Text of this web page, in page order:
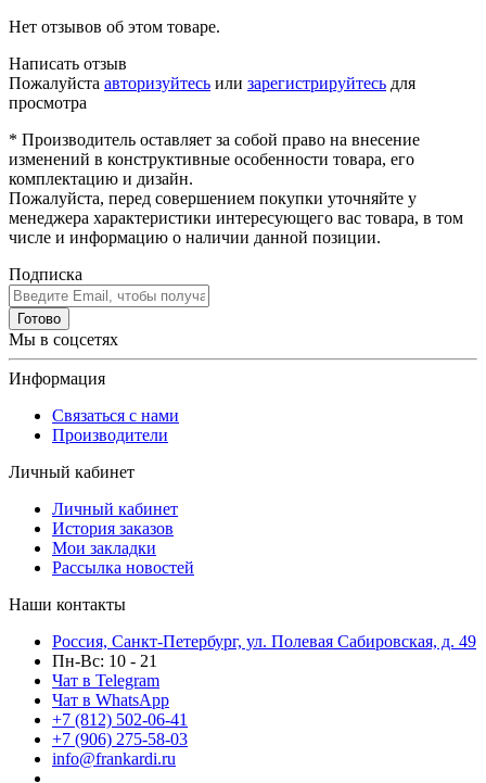
Нет отзывов об этом товаре.
Написать отзыв
Пожалуйста авторизуйтесь или зарегистрируйтесь для
просмотра
* Производитель оставляет за собой право на внесение
изменений в конструктивные особенности товара, его
комплектацию и дизайн.
Пожалуйста, перед совершением покупки уточняйте у
менеджера характеристики интересующего вас товара, в том
числе и информацию о наличии данной позиции.
Подписка
Готово
Мы в соцсетях
Информация
Связаться с нами
Производители
Личный кабинет
Личный кабинет
История заказов
Мои закладки
Рассылка новостей
Наши контакты
Россия, Санкт-Петербург, ул. Полевая Сабировская, д. 49
Пн-Вс: 10 - 21
Чат в Telegram
Чат в WhatsApp
+7 (812) 502-06-41
+7 (906) 275-58-03
info@frankardi.ru